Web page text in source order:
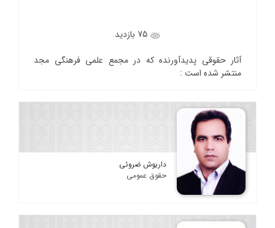
75 بازدید
آثار حقوقی پدیدآورنده که در مجمع علمی فرهنگی مجد
منتشر شده است :
داریوش ضروئی
حقوق عمومی